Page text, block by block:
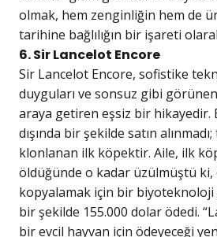
olmak, hem zenginliğin hem de
tarihine bağlılığın bir işareti
6. Sir Lancelot Encore
Sir Lancelot Encore, sofistike
duyguları ve sonsuz gibi
araya getiren eşsiz bir hikayedir.
dışında bir şekilde satın
klonlanan ilk köpektir. Aile, ilk
öldüğünde o kadar üzülmüştü
kopyalamak için bir biyoteknoloji
bir şekilde 155.000 dolar ödedi.
bir evcil hayvan için ödeyeceği